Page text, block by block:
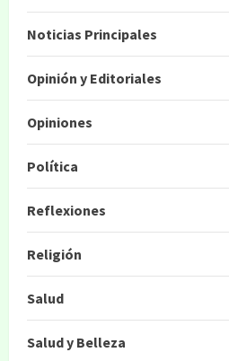
Noticias Principales
Opinión y Editoriales
Opiniones
Política
Reflexiones
Religión
Salud
Salud y Belleza